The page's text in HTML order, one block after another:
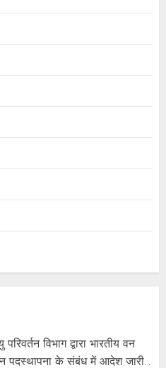
विभाग द्वारा भारतीय वन
पदस्थापना के संबंध में आदेश जारी..